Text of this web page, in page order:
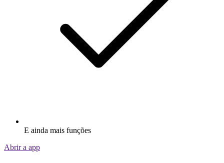
E ainda mais funções
Abrir a app